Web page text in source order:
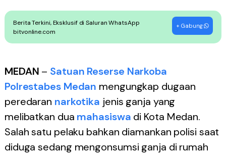
Berita Terkini, Eksklusif di Saluran WhatsApp
bitvonline.com
+ Gabung
MEDAN – Satuan Reserse Narkoba
Polrestabes Medan mengungkap dugaan
peredaran narkotika jenis ganja yang
melibatkan dua mahasiswa di Kota Medan.
Salah satu pelaku bahkan diamankan polisi saat
diduga sedang mengonsumsi ganja di rumah